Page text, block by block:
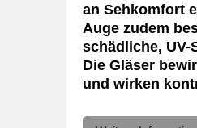
an Sehkomfort
Auge zudem
schädliche,
Die Gläser
und wirken